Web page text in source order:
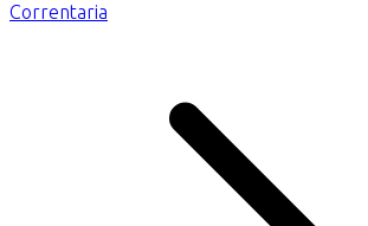
Correntaria